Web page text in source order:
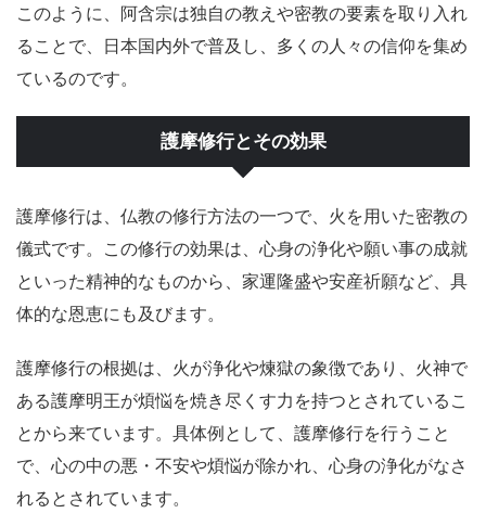
このように、阿含宗は独自の教えや密教の要素を取り入れ
ることで、日本国内外で普及し、多くの人々の信仰を集め
ているのです。
護摩修行とその効果
護摩修行は、仏教の修行方法の一つで、火を用いた密教の
儀式です。この修行の効果は、心身の浄化や願い事の成就
といった精神的なものから、家運隆盛や安産祈願など、具
体的な恩恵にも及びます。
護摩修行の根拠は、火が浄化や煉獄の象徴であり、火神で
ある護摩明王が煩悩を焼き尽くす力を持つとされているこ
とから来ています。具体例として、護摩修行を行うこと
で、心の中の悪・不安や煩悩が除かれ、心身の浄化がなさ
れるとされています。